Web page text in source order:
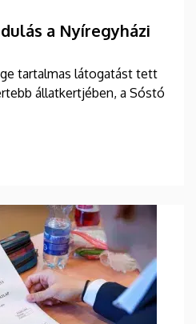
a Nyíregyházi
tartalmas látogatást tett
állatkertjében, a Sóstó